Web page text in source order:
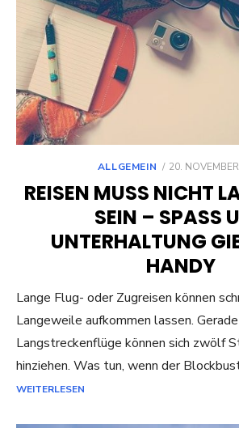
ALLGEMEIN
POSTED
20.
REISEN MUSS NICHT
SEIN – SPASS
NTERHALTUNG
ANDY
Lange Flug- oder Zugreisen können
Langeweile aufkommen lassen. Gerade
Langstreckenflüge können sich zwölf
hinziehen. Was tun, wenn der
WEITERLESEN